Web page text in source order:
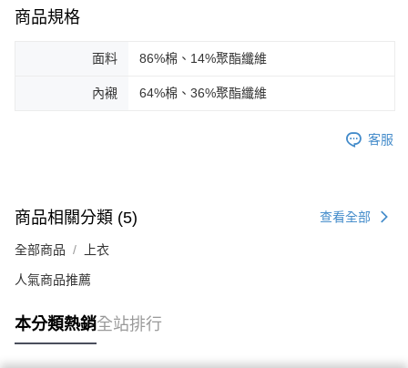
商品規格
面料 86%棉、14%聚酯纖維
內襯 64%棉、36%聚酯纖維
客服
商品相關分類 (5) 查看全部
全部商品 上衣
人氣商品推薦
本分類熱銷全站排行